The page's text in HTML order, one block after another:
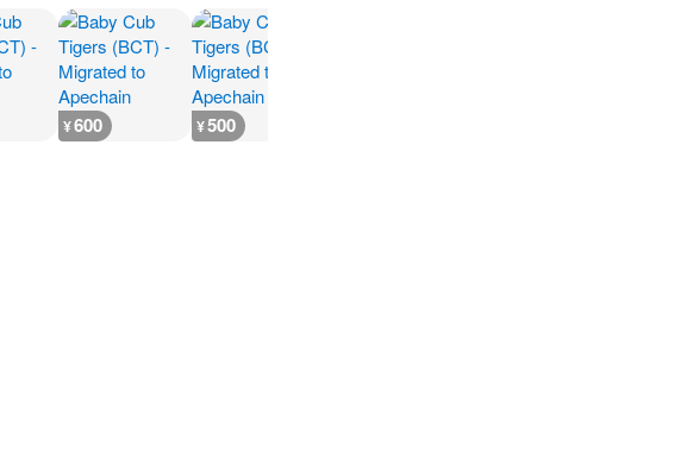
¥600 ¥500